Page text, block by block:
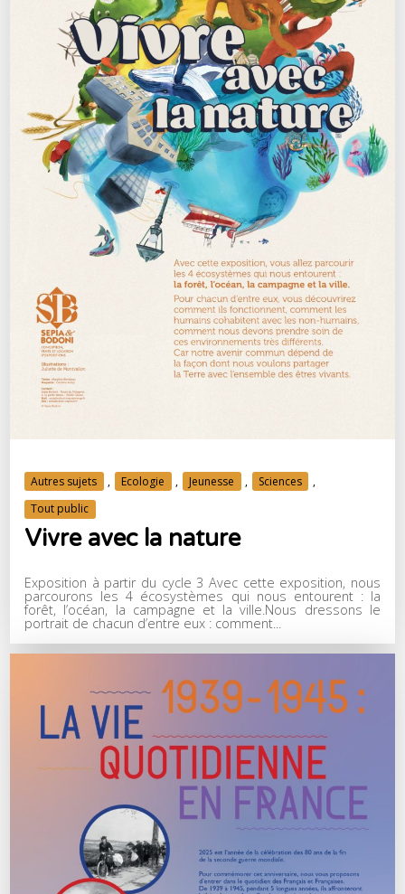
Autres sujets , Ecologie , Jeunesse , Sciences
,
Tout public
Vivre avec la nature
Exposition à partir du cycle 3 Avec cette exposition, nous
parcourons les 4 écosystèmes qui nous entourent : la
forêt, l’océan, la campagne et la ville.Nous dressons le
portrait de chacun d’entre eux : comment...